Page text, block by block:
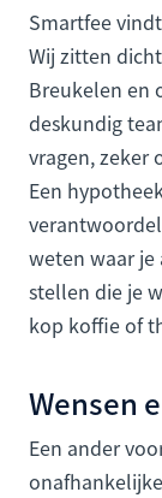
Smartfee
Wij zitten
Breukelen en
deskundig
vragen, zeker
Een
weten waar je
stellen die je
kop koffie of
Wensen
Een ander